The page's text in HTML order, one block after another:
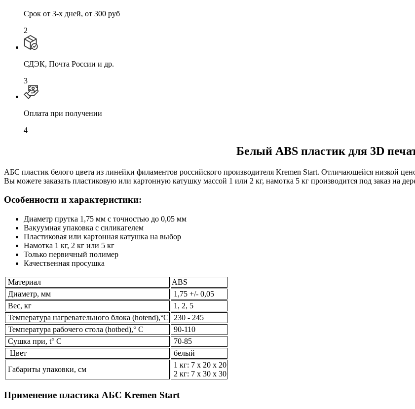
Cрок от 3-х дней, от 300 руб
2
СДЭК, Почта России и др.
3
Оплата при получении
4
Белый ABS пластик для 3D
АБС пластик белого цвета из линейки филаментов российского производителя Kremen Start. Отличающейся низкой
Вы можете заказать пластиковую или картонную катушку массой 1 или 2 кг, намотка 5 кг производится под заказ на
Особенности и характеристики:
Диаметр прутка 1,75 мм с точностью до 0,05 мм
Вакуумная упаковка с силикагелем
Пластиковая или картонная катушка на выбор
Намотка 1 кг, 2 кг или 5 кг
Только первичный полимер
Качественная просушка
Материал
ABS
Диаметр, мм
1,75 +/- 0,05
Вес, кг
1, 2, 5
Температура нагревательного блока (hotend),°С
230 - 245
Температура рабочего стола (hotbed),° C
90-110
Сушка при, t° C
70-85
Цвет
белый
Габариты упаковки, см
1 кг: 7 х 20 х 20
2 кг: 7 х 30 х 30
Применение пластика АБС Kremen Start